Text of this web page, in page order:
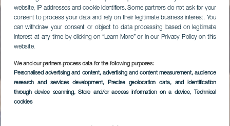
website, IP addresses and cookie identifiers. Some partners do not ask for your
consent to process your data and rely on their legitimate business interest. You
can withdraw your consent or object to data processing based on legitimate
interest at any time by clicking on “Learn More” or in our Privacy Policy on this
website.
We and our partners process data for the following purposes:
Personalised advertising and content, advertising and content measurement, audience
research and services development, Precise geolocation data, and identification
through device scanning, Store and/or access information on a device, Technical
cookies